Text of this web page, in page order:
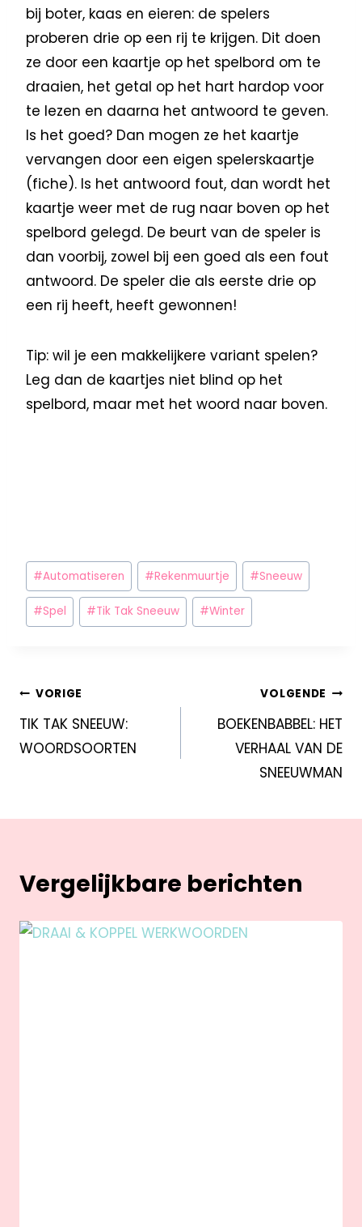
bij boter, kaas en eieren: de spelers
proberen drie op een rij te krijgen. Dit doen
ze door een kaartje op het spelbord om te
draaien, het getal op het hart hardop voor
te lezen en daarna het antwoord te geven.
Is het goed? Dan mogen ze het kaartje
vervangen door een eigen spelerskaartje
(fiche). Is het antwoord fout, dan wordt het
kaartje weer met de rug naar boven op het
spelbord gelegd. De beurt van de speler is
dan voorbij, zowel bij een goed als een fout
antwoord. De speler die als eerste drie op
een rij heeft, heeft gewonnen!
Tip: wil je een makkelijkere variant spelen?
Leg dan de kaartjes niet blind op het
spelbord, maar met het woord naar boven.
#Automatiseren #Rekenmuurtje #Sneeuw
#Spel #Tik Tak Sneeuw #Winter
VORIGE
TIK TAK SNEEUW:
WOORDSOORTEN
VOLGENDE
BOEKENBABBEL: HET
VERHAAL VAN DE
SNEEUWMAN
Vergelijkbare berichten